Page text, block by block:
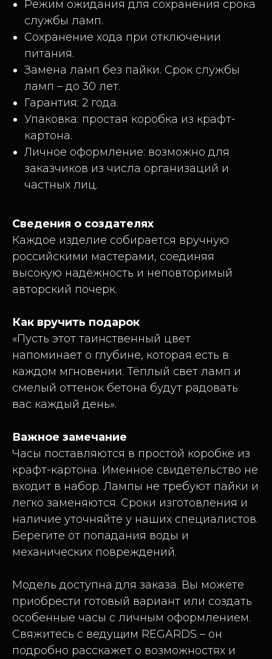
Режим ожидания для сохранения срока
службы ламп.
Сохранение хода при отключении
питания.
Замена ламп без пайки. Срок службы
ламп – до 30 лет.
Гарантия: 2 года.
Упаковка: простая коробка из крафт-
картона.
Личное оформление: возможно для
заказчиков из числа организаций и
частных лиц.
Сведения о создателях
Каждое изделие собирается вручную
российскими мастерами, соединяя
высокую надёжность и неповторимый
авторский почерк.
Как вручить подарок
«Пусть этот таинственный цвет
напоминает о глубине, которая есть в
каждом мгновении. Тёплый свет ламп и
смелый оттенок бетона будут радовать
вас каждый день».
Важное замечание
Часы поставляются в простой коробке из
крафт-картона. Именное свидетельство не
входит в набор. Лампы не требуют пайки и
легко заменяются. Сроки изготовления и
наличие уточняйте у наших специалистов.
Берегите от попадания воды и
механических повреждений.
Модель доступна для заказа. Вы можете
приобрести готовый вариант или создать
особенные часы с личным оформлением.
Свяжитесь с ведущим REGARDS – он
подробно расскажет о возможностях и